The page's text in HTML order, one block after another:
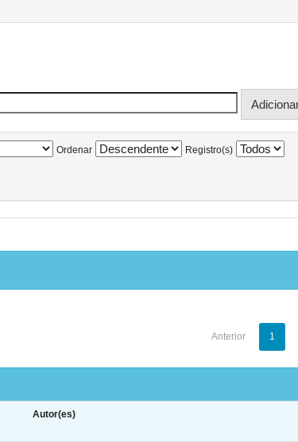
Ordenar Registro(s)
Anterior 1
Autor(es)